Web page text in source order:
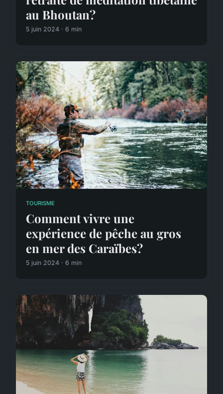
au Bhoutan?
5 juin 2024 · 6 min
TOURISME
Comment vivre une
expérience de pêche au gros
en mer des Caraïbes?
5 juin 2024 · 6 min